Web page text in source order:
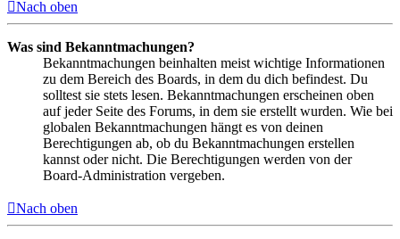
Nach oben
Was sind Bekanntmachungen?
Bekanntmachungen beinhalten meist wichtige Informationen
zu dem Bereich des Boards, in dem du dich befindest. Du
solltest sie stets lesen. Bekanntmachungen erscheinen oben
auf jeder Seite des Forums, in dem sie erstellt wurden. Wie bei
globalen Bekanntmachungen hängt es von deinen
Berechtigungen ab, ob du Bekanntmachungen erstellen
kannst oder nicht. Die Berechtigungen werden von der
Board-Administration vergeben.
Nach oben